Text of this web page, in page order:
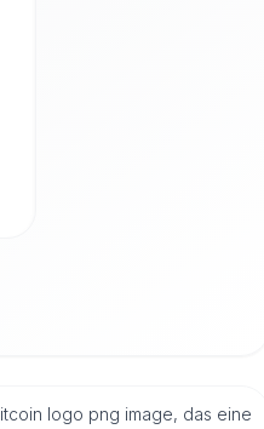
logo png image, das eine